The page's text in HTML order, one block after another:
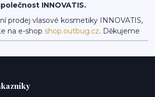
INNOVATIS.
prodej vlasové kosmetiky INNOVATIS,
na e-shop shop.outbug.cz. Děkujeme